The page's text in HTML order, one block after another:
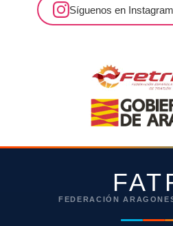
Síguenos en Instagram
FEDERACIÓN